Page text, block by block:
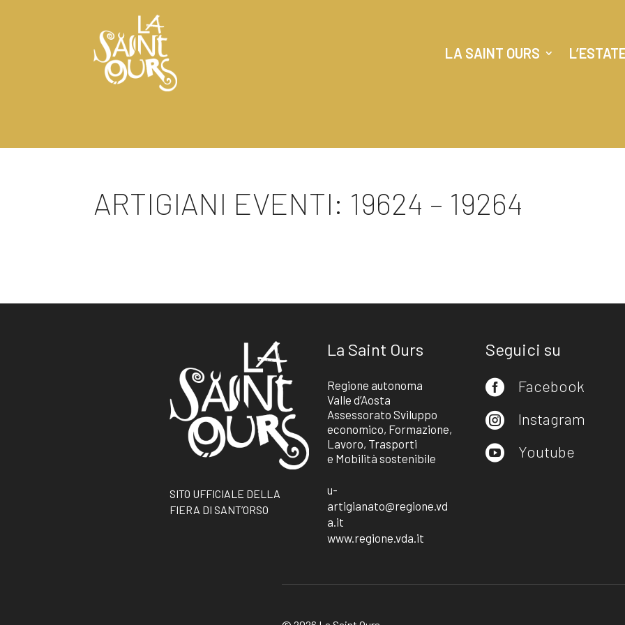
LA SAINT OURS
ARTIGIANI EVENTI: 19624 – 19264
SITO UFFICIALE DELLA
FIERA DI SANT’ORSO
La Saint Ours
Regione autonoma
Valle d’Aosta
Assessorato Sviluppo
economico, Formazione,
Lavoro, Trasporti
e Mobilità sostenibile
u-
artigianato@regione.vd
a.it
www.regione.vda.it
Seguici su
 Facebook
 Instagram
 Youtube